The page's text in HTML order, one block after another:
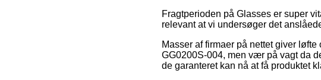
Fragtperioden på Glasses er super
relevant at vi undersøger det
Masser af firmaer på nettet giver
GG0200S-004, men vær på vagt da
de garanteret kan nå at få produktet